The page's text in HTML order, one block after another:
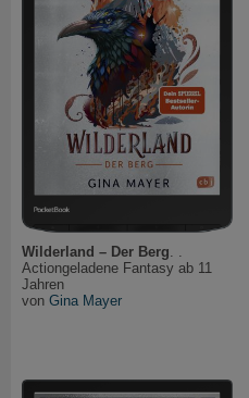
Wilderland – Der Berg. .
Actiongeladene Fantasy ab 11
Jahren
von Gina Mayer